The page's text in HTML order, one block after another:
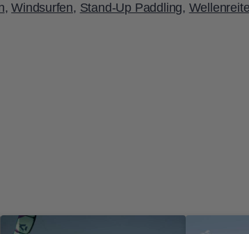
,Windsurfen, Stand-Up Paddling,